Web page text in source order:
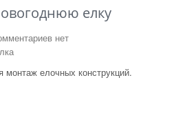
елку
нет
монтаж елочных конструкций.